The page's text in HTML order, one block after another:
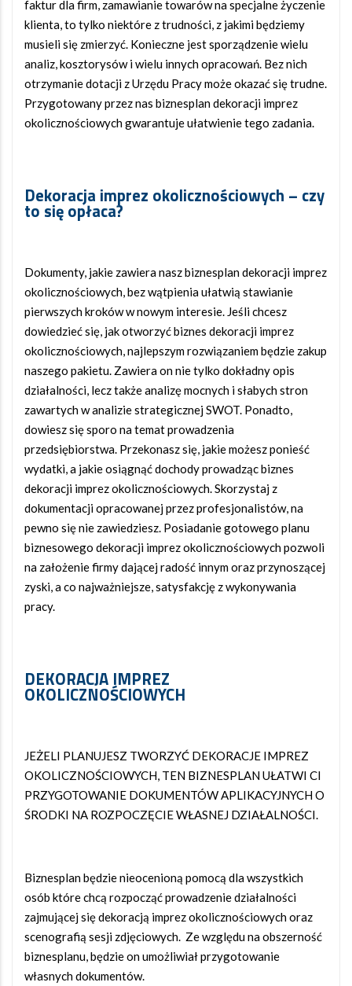
faktur dla firm, zamawianie towarów na specjalne życzenie
klienta, to tylko niektóre z trudności, z jakimi będziemy
musieli się zmierzyć. Konieczne jest sporządzenie wielu
analiz, kosztorysów i wielu innych opracowań. Bez nich
otrzymanie dotacji z Urzędu Pracy może okazać się trudne.
Przygotowany przez nas biznesplan dekoracji imprez
okolicznościowych gwarantuje ułatwienie tego zadania.
Dekoracja imprez okolicznościowych – czy
to się opłaca?
Dokumenty, jakie zawiera nasz biznesplan dekoracji imprez
okolicznościowych, bez wątpienia ułatwią stawianie
pierwszych kroków w nowym interesie. Jeśli chcesz
dowiedzieć się, jak otworzyć biznes dekoracji imprez
okolicznościowych, najlepszym rozwiązaniem będzie zakup
naszego pakietu. Zawiera on nie tylko dokładny opis
działalności, lecz także analizę mocnych i słabych stron
zawartych w analizie strategicznej SWOT. Ponadto,
dowiesz się sporo na temat prowadzenia
przedsiębiorstwa. Przekonasz się, jakie możesz ponieść
wydatki, a jakie osiągnąć dochody prowadząc biznes
dekoracji imprez okolicznościowych. Skorzystaj z
dokumentacji opracowanej przez profesjonalistów, na
pewno się nie zawiedziesz. Posiadanie gotowego planu
biznesowego dekoracji imprez okolicznościowych pozwoli
na założenie firmy dającej radość innym oraz przynoszącej
zyski, a co najważniejsze, satysfakcję z wykonywania
pracy.
DEKORACJA IMPREZ
OKOLICZNOŚCIOWYCH
JEŻELI PLANUJESZ TWORZYĆ DEKORACJE IMPREZ
OKOLICZNOŚCIOWYCH, TEN BIZNESPLAN UŁATWI CI
PRZYGOTOWANIE DOKUMENTÓW APLIKACYJNYCH O
ŚRODKI NA ROZPOCZĘCIE WŁASNEJ DZIAŁALNOŚCI.
Biznesplan będzie nieocenioną pomocą dla wszystkich
osób które chcą rozpocząć prowadzenie działalności
zajmującej się dekoracją imprez okolicznościowych oraz
scenografią sesji zdjęciowych. Ze względu na obszerność
biznesplanu, będzie on umożliwiał przygotowanie
własnych dokumentów.